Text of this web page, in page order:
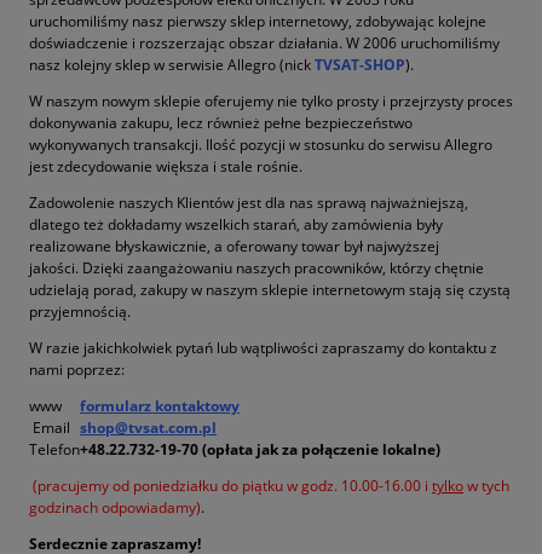
uruchomiliśmy nasz pierwszy sklep internetowy, zdobywając kolejne
doświadczenie i rozszerzając obszar działania. W 2006 uruchomiliśmy
nasz kolejny sklep w serwisie Allegro (nickTVSAT-SHOP).
W naszym nowym sklepie oferujemy nie tylko prosty i przejrzysty proces
dokonywania zakupu, lecz również pełne bezpieczeństwo
wykonywanych transakcji. Ilość pozycji w stosunku do serwisu Allegro
jest zdecydowanie większa i stale rośnie.
Zadowolenie naszych Klientów jest dla nas sprawą najważniejszą,
dlatego też dokładamy wszelkich starań, aby zamówienia były
realizowane błyskawicznie, a oferowany towar był najwyższej
jakości. Dzięki zaangażowaniu naszych pracowników, którzy chętnie
udzielają porad, zakupy w naszym sklepie internetowym stają się czystą
przyjemnością.
W razie jakichkolwiek pytań lub wątpliwości zapraszamy do kontaktu z
nami poprzez:
www
formularz kontaktowy
Email shop@tvsat.com.pl
Telefon+48.22.732-19-70 (opłata jak za połączenie lokalne)
(pracujemy od poniedziałku do piątku w godz. 10.00-16.00 i tylkow tych
godzinach odpowiadamy).
Serdecznie zapraszamy!